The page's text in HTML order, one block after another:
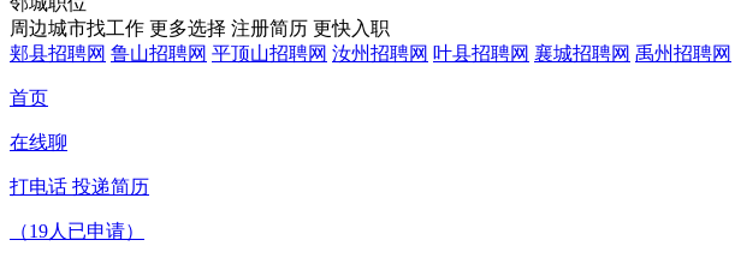
周边城市找工作 更多选择 注册简历 更快入职
郏县招聘网 鲁山招聘网 平顶山招聘网 汝州招聘网 叶县招聘网 襄城招聘网 禹州招聘网
首页
在线聊
打电话 投递简历
（19人已申请）